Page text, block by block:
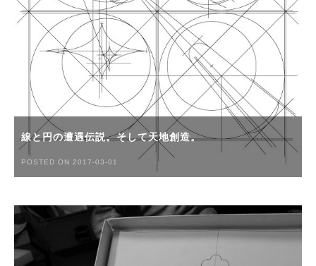
線と円の遭遇伝説。そして天地創造。
POSTED ON 2017-03-01